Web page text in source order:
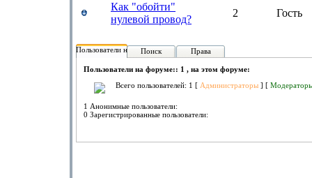
Как "обойти"
нулевой провод?
2 Гость
Пользователи на форуме:
Поиск Права
Пользователи на форуме:: 1 , на этом форуме:
Всего пользователей: 1 [ Администраторы ] [
1 Анонимные пользователи:
0 Зарегистрированные пользователи: